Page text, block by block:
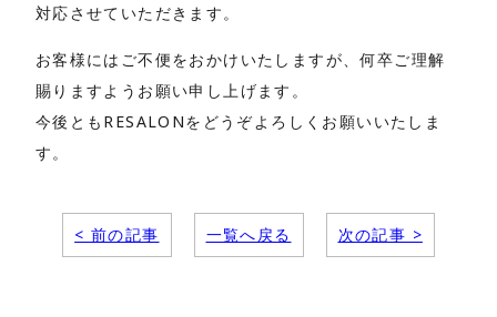
対応させていただきます。
お客様にはご不便をおかけいたしますが、何卒ご理解
賜りますようお願い申し上げます。
今後ともRESALONをどうぞよろしくお願いいたしま
す。
< 前の記事 一覧へ戻る 次の記事 >